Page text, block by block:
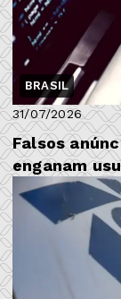
BRASIL
31/07/2026
Falsos
enganam